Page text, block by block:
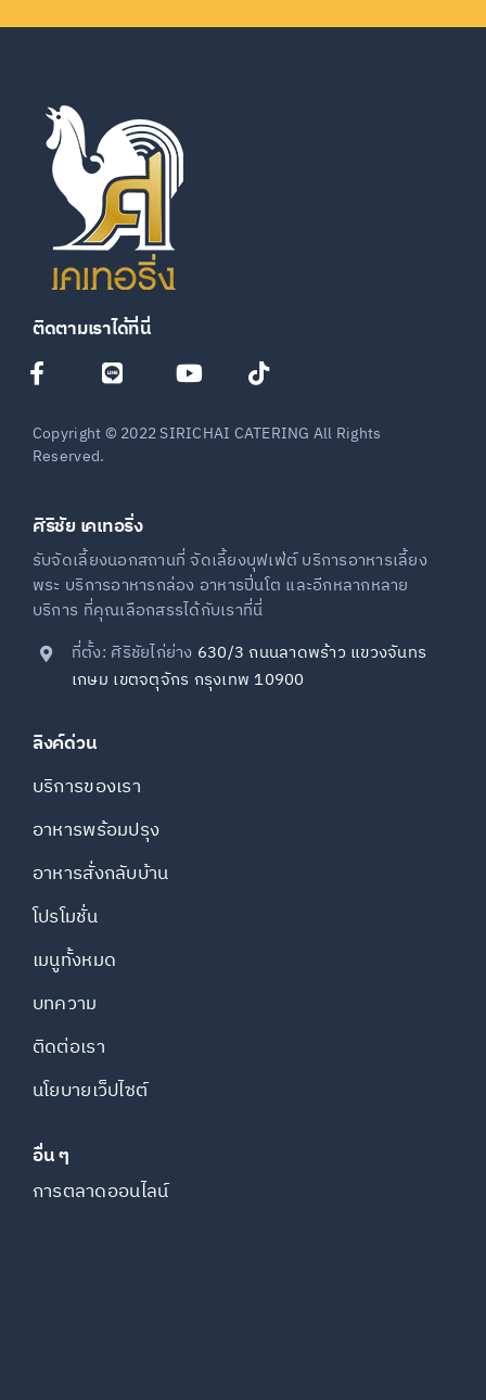
ติดตามเราได้ที่นี่
Copyright © 2022 SIRICHAI CATERING All Rights
Reserved.
ศิริชัย เคเทอริ่ง
รับจัดเลี้ยงนอกสถานที่ จัดเลี้ยงบุฟเฟ่ต์ บริการอาหารเลี้ยง
พระ บริการอาหารกล่อง อาหารปิ่นโต และอีกหลากหลาย
บริการ ที่คุณเลือกสรรได้กับเราที่นี่
ที่ตั้ง: ศิริชัยไก่ย่าง 630/3 ถนนลาดพร้าว แขวงจันทร
เกษม เขตจตุจักร กรุงเทพ 10900
ลิงค์ด่วน
บริการของเรา
อาหารพร้อมปรุง
อาหารสั่งกลับบ้าน
โปรโมชั่น
เมนูทั้งหมด
บทความ
ติดต่อเรา
นโยบายเว็ปไซต์
อื่น ๆ
การตลาดออนไลน์